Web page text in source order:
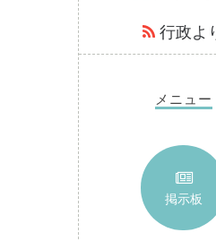
行政よ
メニュー
掲示板